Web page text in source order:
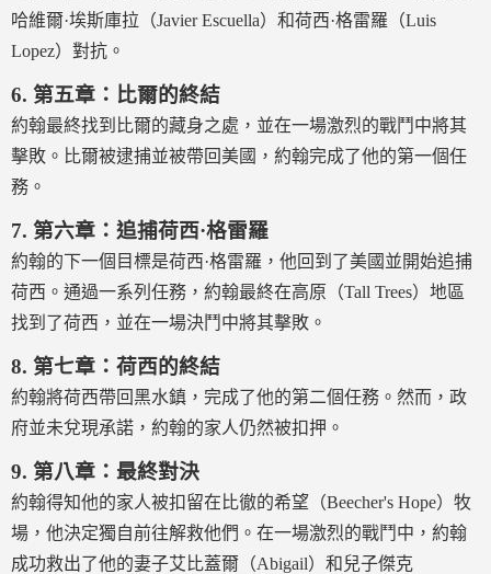
哈維爾·埃斯庫拉（Javier Escuella）和荷西·格雷羅（Luis
Lopez）對抗。
6. 第五章：比爾的終結
約翰最終找到比爾的藏身之處，並在一場激烈的戰鬥中將其
擊敗。比爾被逮捕並被帶回美國，約翰完成了他的第一個任
務。
7. 第六章：追捕荷西·格雷羅
約翰的下一個目標是荷西·格雷羅，他回到了美國並開始追捕
荷西。通過一系列任務，約翰最終在高原（Tall Trees）地區
找到了荷西，並在一場決鬥中將其擊敗。
8. 第七章：荷西的終結
約翰將荷西帶回黑水鎮，完成了他的第二個任務。然而，政
府並未兌現承諾，約翰的家人仍然被扣押。
9. 第八章：最終對決
約翰得知他的家人被扣留在比徹的希望（Beecher's Hope）牧
場，他決定獨自前往解救他們。在一場激烈的戰鬥中，約翰
成功救出了他的妻子艾比蓋爾（Abigail）和兒子傑克